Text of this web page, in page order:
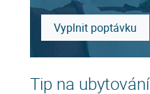
Vyplnit poptávku
Tip na ubytování